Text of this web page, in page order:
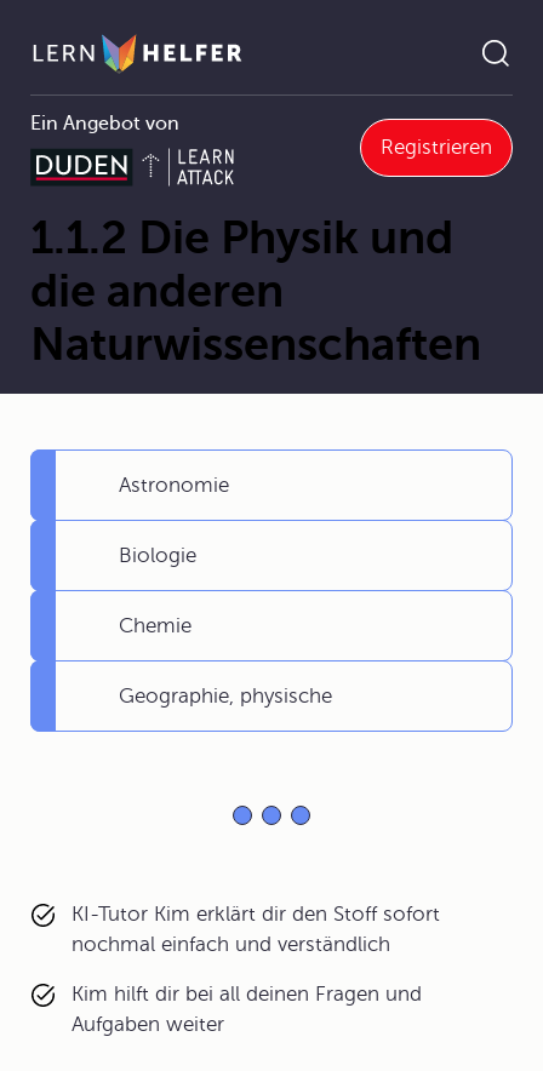
Ein Angebot von
Registrieren
Pfadnavigation
1.1.2 Die Physik und die anderen Naturwissenschaften
1.1.2 Die Physik und
die anderen
Naturwissenschaften
Astronomie
Biologie
Chemie
Geographie, physische
KI-Tutor Kim erklärt dir den Stoff sofort
nochmal einfach und verständlich
Kim hilft dir bei all deinen Fragen und
Aufgaben weiter